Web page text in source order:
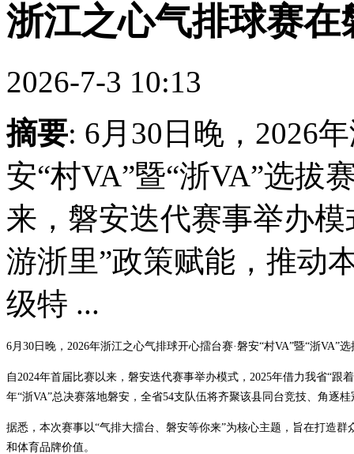
浙江之心气排球赛在
2026-7-3 10:13
摘要: 6月30日晚，2026
安“村VA”暨“浙VA”选拔
来，磐安迭代赛事举办
游浙里”政策赋能，推动
级特 ...
6月30日晚，2026年浙江之心气排球开心擂台赛·磐安“村VA”暨“浙VA”
自2024年首届比赛以来，磐安迭代赛事举办模式，2025年借力我省“
年“浙VA”总决赛落地磐安，全省54支队伍将齐聚该县同台竞技、角逐桂
据悉，本次赛事以“气排大擂台、磐安等你来”为核心主题，旨在打造
和体育品牌价值。